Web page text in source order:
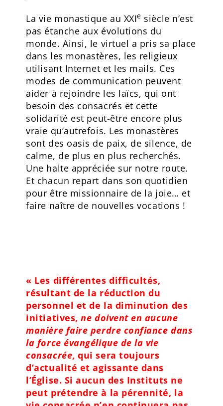
La vie monastique au XXIe siècle n’est
pas étanche aux évolutions du
monde. Ainsi, le virtuel a pris sa place
dans les monastères, les religieux
utilisant Internet et les mails. Ces
modes de communication peuvent
aider à rejoindre les laïcs, qui ont
besoin des consacrés et cette
solidarité est peut-être encore plus
vraie qu’autrefois. Les monastères
sont des oasis de paix, de silence, de
calme, de plus en plus recherchés.
Une halte appréciée sur notre route.
Et chacun repart dans son quotidien
pour être missionnaire de la joie… et
faire naître de nouvelles vocations !
« Les différentes difficultés,
résultant de la réduction du
personnel et de la diminution des
initiatives,ne doivent en aucune
manière faire perdre confiance dans
la force évangélique de la vie
consacrée, qui sera toujours
d’actualité et agissante dans
l’Église. Si aucun des Instituts ne
peut prétendre à la pérennité, la